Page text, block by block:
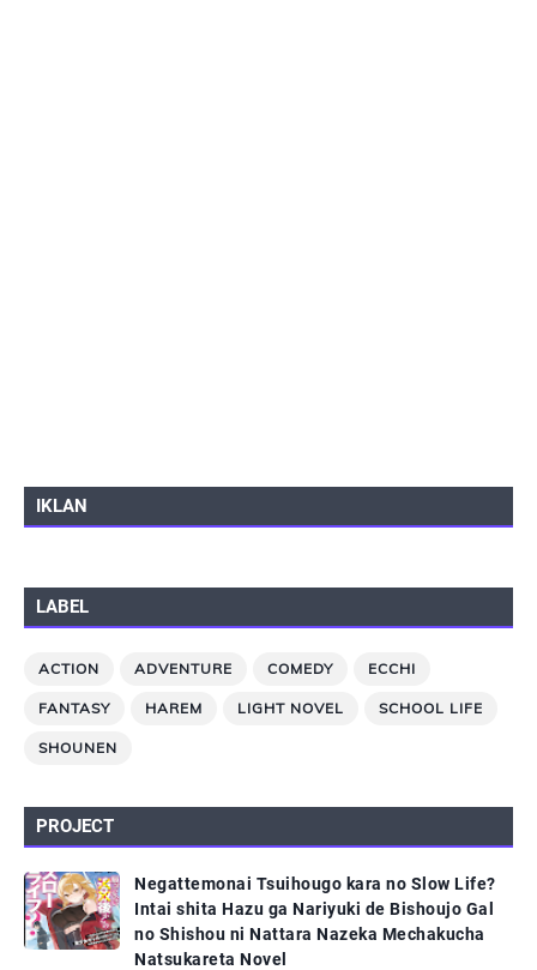
IKLAN
LABEL
ACTION ADVENTURE COMEDY ECCHI
FANTASY HAREM LIGHT NOVEL SCHOOL LIFE
SHOUNEN
PROJECT
Negattemonai Tsuihougo kara no Slow Life?
Intai shita Hazu ga Nariyuki de Bishoujo Gal
no Shishou ni Nattara Nazeka Mechakucha
Natsukareta Novel